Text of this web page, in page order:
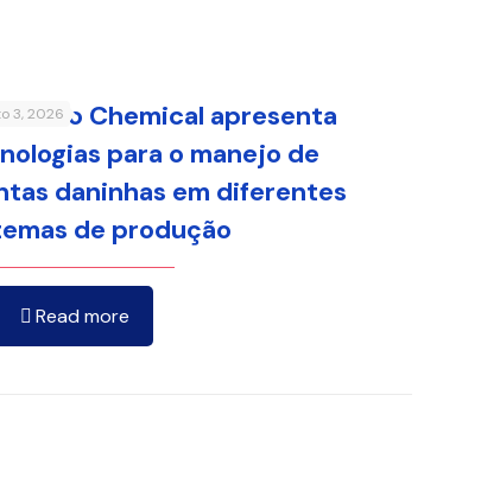
3, 2026
Chemical apresenta
para o manejo de
daninhas em diferentes
de produção
Read more